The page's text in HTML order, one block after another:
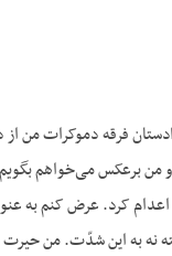
فرقه دموکرات من
برعکس می‌خواهم
کرد. عرض کنم به
نه به این شدّت. من